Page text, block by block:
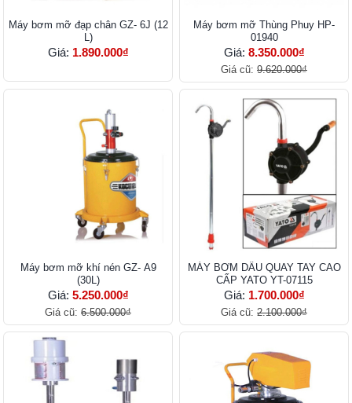
Máy bơm mỡ đạp chân GZ- 6J (12
L)
Giá: 1.890.000₫
Máy bơm mỡ Thùng Phuy HP-
01940
Giá: 8.350.000₫
Giá cũ: 9.620.000₫
Máy bơm mỡ khí nén GZ- A9
(30L)
Giá: 5.250.000₫
Giá cũ: 6.500.000₫
MÁY BƠM DẦU QUAY TAY CAO
CẤP YATO YT-07115
Giá: 1.700.000₫
Giá cũ: 2.100.000₫